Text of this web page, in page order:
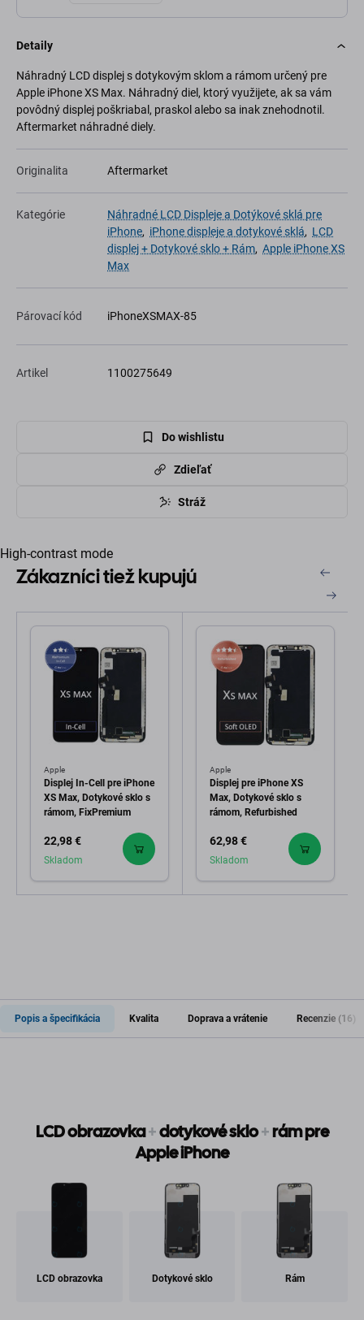
Detaily
Náhradný LCD displej s dotykovým sklom a rámom určený pre
Apple iPhone XS Max. Náhradný diel, ktorý využijete, ak sa vám
povôdný displej poškriabal, praskol alebo sa inak znehodnotil.
Aftermarket náhradné diely.
Originalita Aftermarket
Kategórie
Náhradné LCD Displeje a Dotýkové sklá pre
iPhone, iPhone displeje a dotykové sklá, LCD
displej + Dotykové sklo + Rám, Apple iPhone XS
Max
Párovací kód iPhoneXSMAX-85
Artikel 1100275649
Do wishlistu
Zdieľať
Stráž
High-contrast mode
Zákazníci tiež kupujú
Apple
Displej In-Cell pre iPhone
XS Max, Dotykové sklo s
rámom, FixPremium
22,98 €
Skladom
Apple
Displej pre iPhone XS
Max, Dotykové sklo s
rámom, Refurbished
62,98 €
Skladom
Popis a špecifikácia Kvalita Doprava a vrátenie Recenzie (16)
LCD obrazovka+dotykové sklo+rám pre
Apple iPhone
LCD obrazovka Dotykové sklo Rám